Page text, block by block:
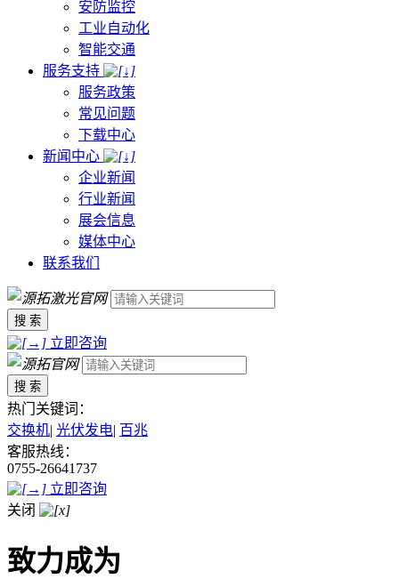
安防监控
工业自动化
智能交通
服务支持
服务政策
常见问题
下载中心
新闻中心
企业新闻
行业新闻
展会信息
媒体中心
联系我们
搜 索
立即咨询
搜 索
热门关键词：
交换机| 光伏发电| 百兆
客服热线：
0755-26641737
立即咨询
关闭
致力成为